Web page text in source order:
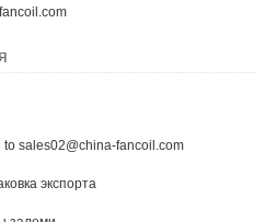
to sales02@china-fancoil.com
экспорта